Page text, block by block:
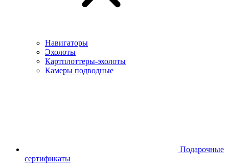
Навигаторы
Эхолоты
Картплоттеры-эхолоты
Камеры подводные
Подарочные
сертификаты